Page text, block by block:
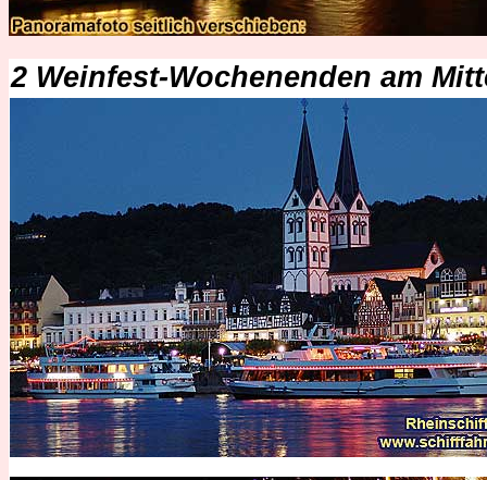
2 Weinfest-Wochenenden am